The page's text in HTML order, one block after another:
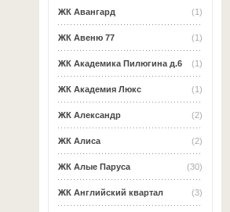
(1)
ЖК Авангард
(1)
ЖК Авеню 77
(1)
ЖК Академика Пилюгина д.6
(1)
ЖК Академия Люкс
(2)
ЖК Александр
(2)
ЖК Алиса
(30)
ЖК Алые Паруса
(3)
ЖК Английский квартал